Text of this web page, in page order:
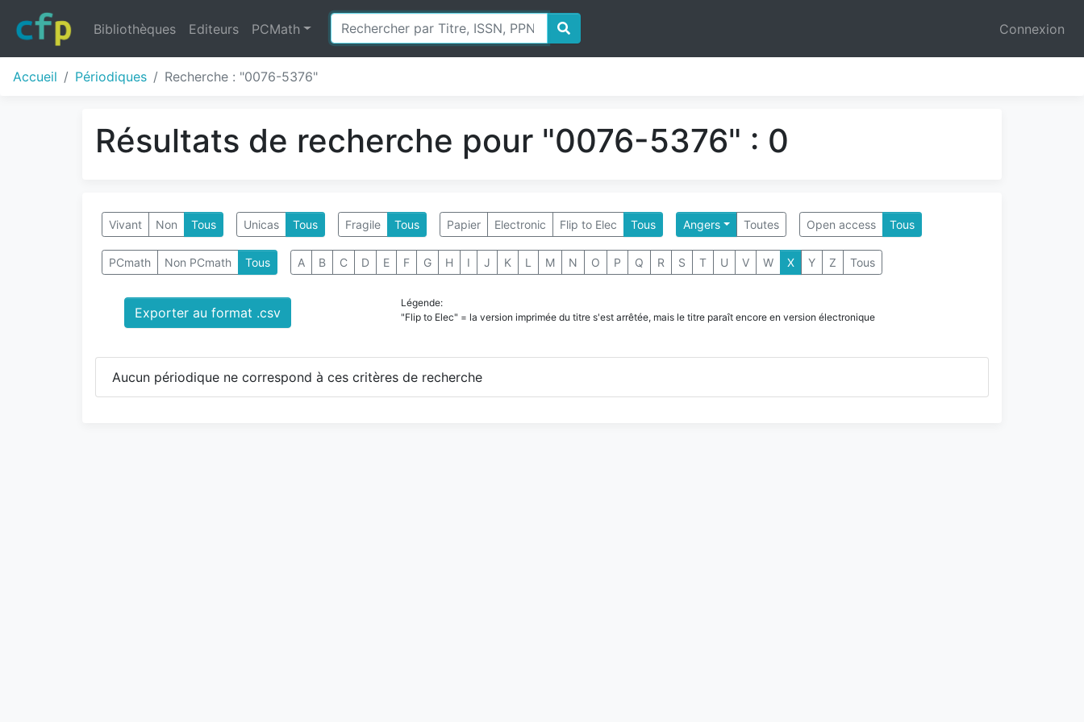
Bibliothèques Editeurs PCMath Connexion
Accueil Périodiques Recherche : "0076-5376"
Résultats de recherche pour "0076-5376" : 0
Vivant Non Tous Unicas Tous Fragile Tous Papier Electronic Flip to Elec Tous Angers Toutes Open access Tous
PCmath Non PCmath Tous A B C D E F G H I J K L M N O P Q R S T U V W X Y Z Tous
Exporter au format .csv
Légende:
"Flip to Elec" = la version imprimée du titre s'est arrêtée, mais le titre paraît encore en version électronique
Aucun périodique ne correspond à ces critères de recherche